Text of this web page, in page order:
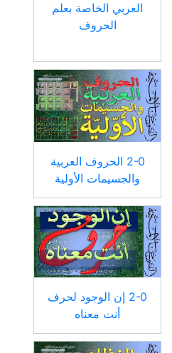
العربي الخاصة بعلم
الحروف
2-0 الحروف العربية
والجسيمات الأولية
2-0 إن الوجود لحرف
أنت معناه